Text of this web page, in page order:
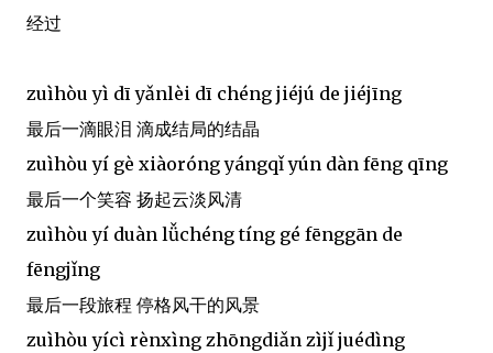
经过
zuìhòu yì dī yǎnlèi dī chéng jiéjú de jiéjīng
最后一滴眼泪 滴成结局的结晶
zuìhòu yí gè xiàoróng yángqǐ yún dàn fēng qīng
最后一个笑容 扬起云淡风清
zuìhòu yí duàn lǚchéng tíng gé fēnggān de
fēngjǐng
最后一段旅程 停格风干的风景
zuìhòu yícì rènxìng zhōngdiǎn zìjǐ juédìng